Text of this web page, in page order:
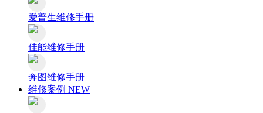
爱普生维修手册
佳能维修手册
奔图维修手册
维修案例 NEW